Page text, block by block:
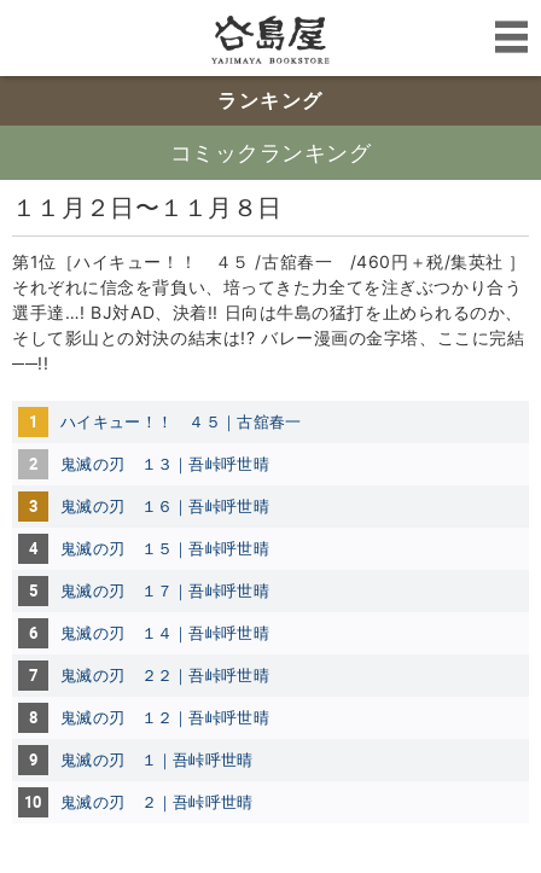
ランキング
コミックランキング
１１月２日〜１１月８日
第1位［ハイキュー！！ ４５ /古舘春一 /460円＋税/集英社 ］
それぞれに信念を背負い、培ってきた力全てを注ぎぶつかり合う
選手達…! BJ対AD、決着!! 日向は牛島の猛打を止められるのか、
そして影山との対決の結末は!? バレー漫画の金字塔、ここに完結
──!!
1 ハイキュー！！ ４５｜古舘春一
2 鬼滅の刃 １３｜吾峠呼世晴
3 鬼滅の刃 １６｜吾峠呼世晴
4 鬼滅の刃 １５｜吾峠呼世晴
5 鬼滅の刃 １７｜吾峠呼世晴
6 鬼滅の刃 １４｜吾峠呼世晴
7 鬼滅の刃 ２２｜吾峠呼世晴
8 鬼滅の刃 １２｜吾峠呼世晴
9 鬼滅の刃 １｜吾峠呼世晴
10 鬼滅の刃 ２｜吾峠呼世晴